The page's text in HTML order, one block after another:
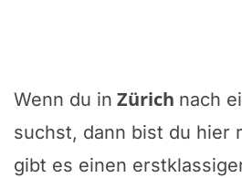
Wenn du in Zürich nach
suchst, dann bist du hier
gibt es einen